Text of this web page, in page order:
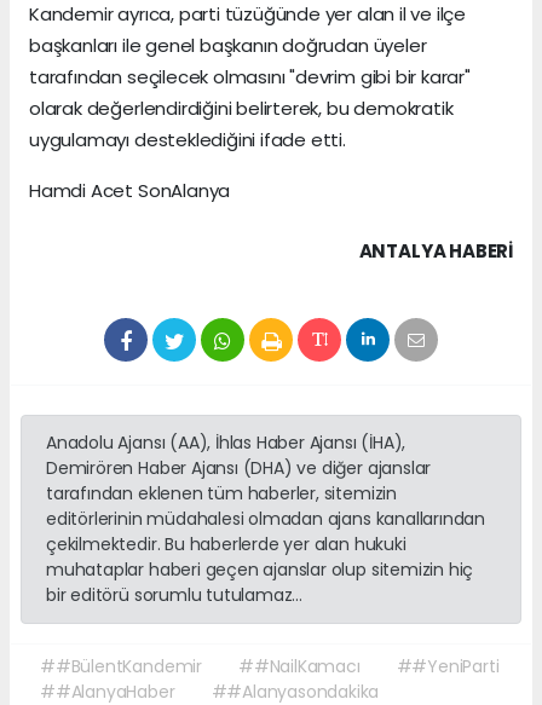
Kandemir ayrıca, parti tüzüğünde yer alan il ve ilçe
başkanları ile genel başkanın doğrudan üyeler
tarafından seçilecek olmasını "devrim gibi bir karar"
olarak değerlendirdiğini belirterek, bu demokratik
uygulamayı desteklediğini ifade etti.
Hamdi Acet SonAlanya
ANTALYA HABERİ
Anadolu Ajansı (AA), İhlas Haber Ajansı (İHA),
Demirören Haber Ajansı (DHA) ve diğer ajanslar
tarafından eklenen tüm haberler, sitemizin
editörlerinin müdahalesi olmadan ajans kanallarından
çekilmektedir. Bu haberlerde yer alan hukuki
muhataplar haberi geçen ajanslar olup sitemizin hiç
bir editörü sorumlu tutulamaz...
##BülentKandemir ##NailKamacı
##YeniParti
##AlanyaHaber
##Alanyasondakika